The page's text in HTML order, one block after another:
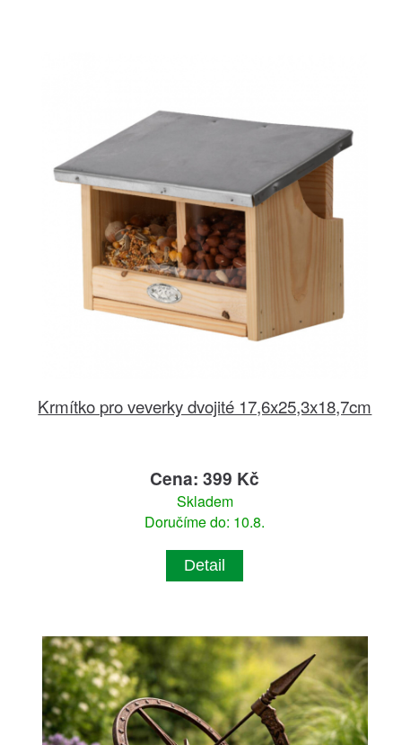
Krmítko pro veverky dvojité 17,6x25,3x18,7cm
Cena: 399 Kč
Skladem
Doručíme do: 10.8.
Detail